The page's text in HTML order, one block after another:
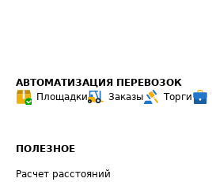
АВТОМАТИЗАЦИЯ ПЕРЕВОЗОК
Площадки
Заказы Торги
ПОЛЕЗНОЕ
Расчет расстояний